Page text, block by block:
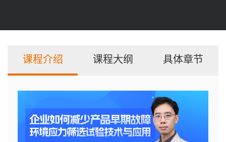
课程介绍 课程大纲 具体章节